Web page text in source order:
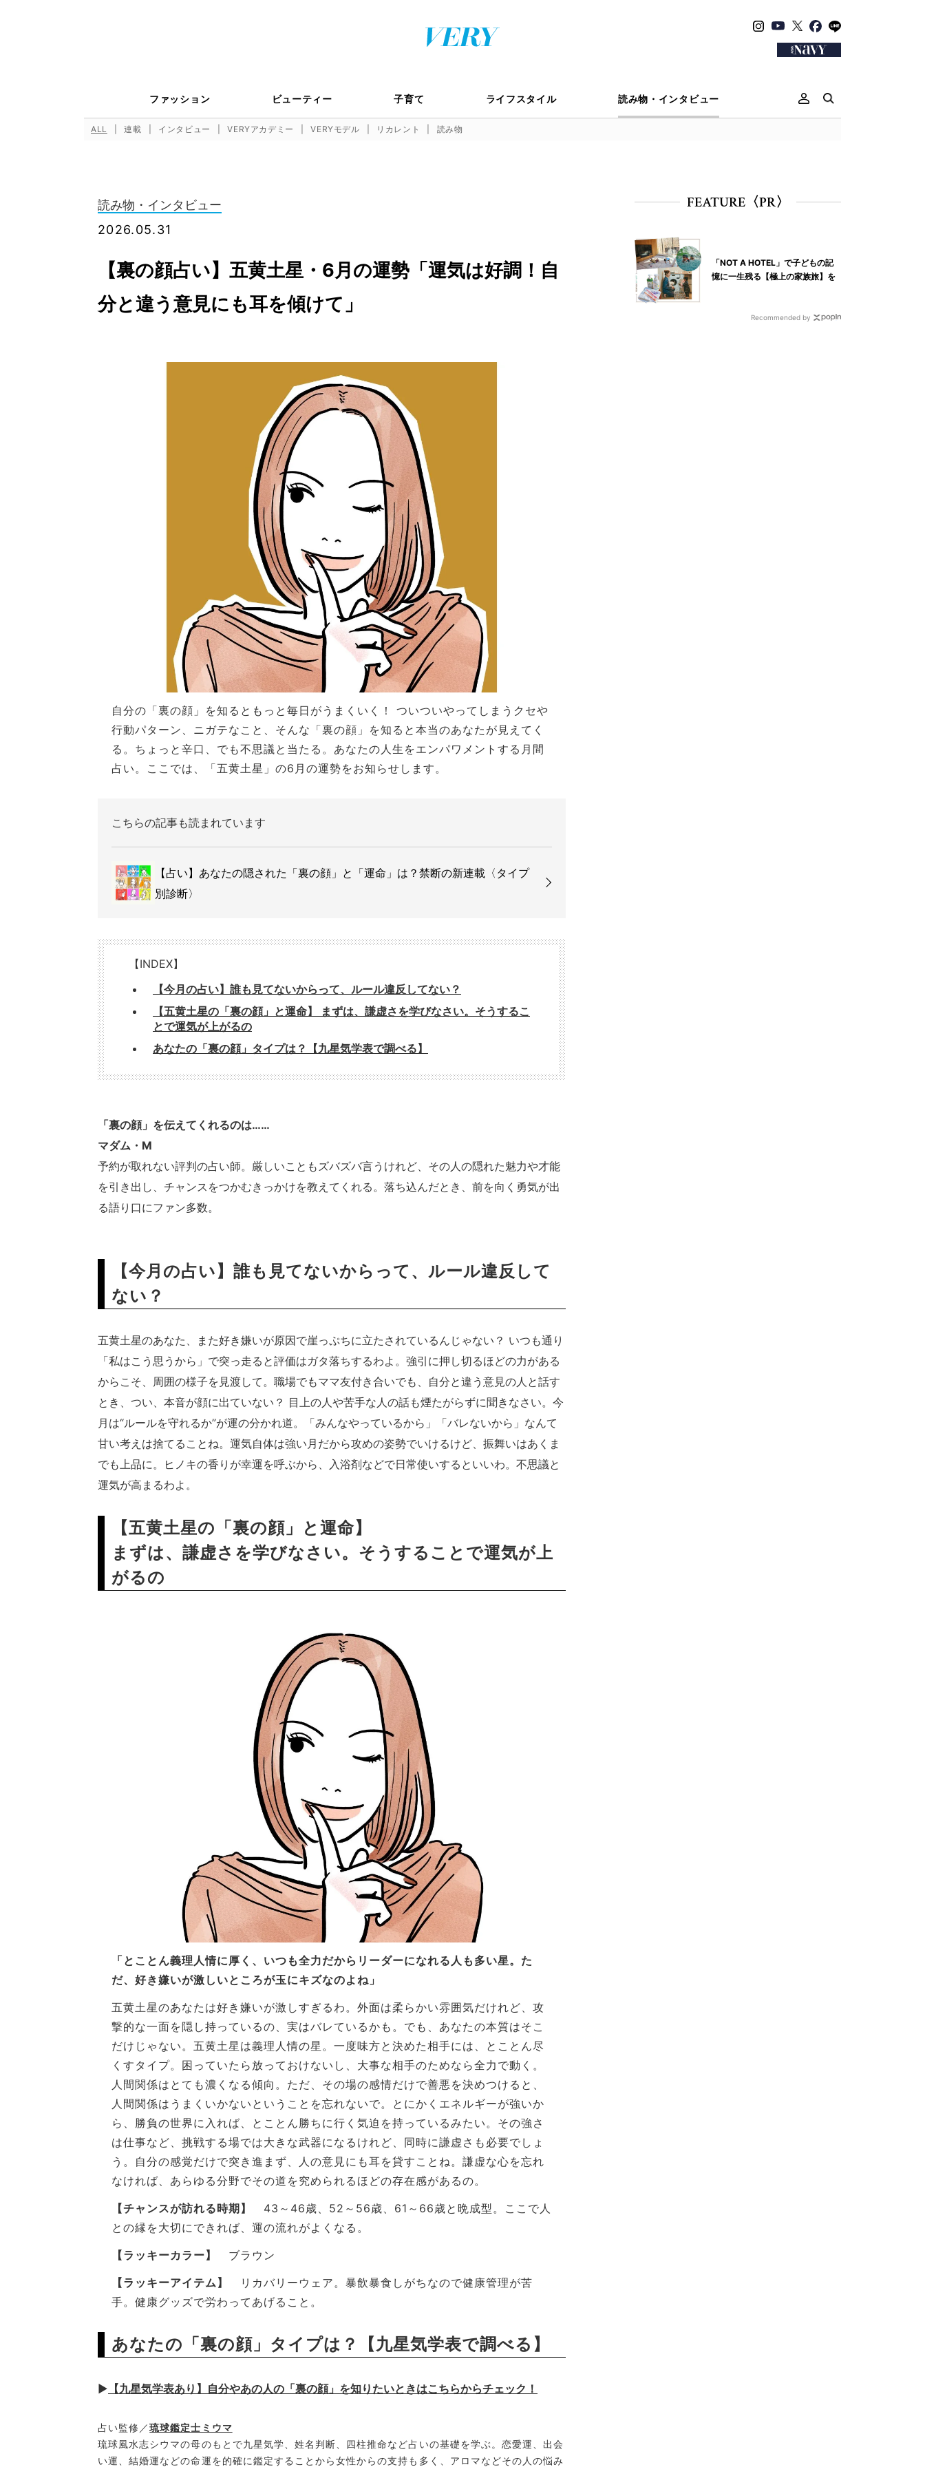
ファッション ビューティー 子育て ライフスタイル 読み物・インタビュー
ALL 連載 インタビュー VERYアカデミー VERYモデル リカレント 読み物
読み物・インタビュー
2026.05.31
【裏の顔占い】五黄土星・6月の運勢「運気は好調！自
分と違う意見にも耳を傾けて」
自分の「裏の顔」を知るともっと毎日がうまくいく！ ついついやってしまうクセや
行動パターン、ニガテなこと、そんな「裏の顔」を知ると本当のあなたが見えてく
る。ちょっと辛口、でも不思議と当たる。あなたの人生をエンパワメントする月間
占い。ここでは、「五黄土星」の6月の運勢をお知らせします。
こちらの記事も読まれています
【占い】あなたの隠された「裏の顔」と「運命」は？禁断の新連載〈タイプ
別診断〉
【INDEX】
【今月の占い】誰も見てないからって、ルール違反してない？
【五黄土星の「裏の顔」と運命】 まずは、謙虚さを学びなさい。そうするこ
とで運気が上がるの
あなたの「裏の顔」タイプは？【九星気学表で調べる】
「裏の顔」を伝えてくれるのは……
マダム・M
予約が取れない評判の占い師。厳しいこともズバズバ言うけれど、その人の隠れた魅力や才能
を引き出し、チャンスをつかむきっかけを教えてくれる。落ち込んだとき、前を向く勇気が出
る語り口にファン多数。
【今月の占い】誰も見てないからって、ルール違反して
ない？
五黄土星のあなた、また好き嫌いが原因で崖っぷちに立たされているんじゃない？ いつも通り
「私はこう思うから」で突っ走ると評価はガタ落ちするわよ。強引に押し切るほどの力がある
からこそ、周囲の様子を見渡して。職場でもママ友付き合いでも、自分と違う意見の人と話す
とき、つい、本音が顔に出ていない？ 目上の人や苦手な人の話も煙たがらずに聞きなさい。今
月は“ルールを守れるか”が運の分かれ道。「みんなやっているから」「バレないから」なんて
甘い考えは捨てることね。運気自体は強い月だから攻めの姿勢でいけるけど、振舞いはあくま
でも上品に。ヒノキの香りが幸運を呼ぶから、入浴剤などで日常使いするといいわ。不思議と
運気が高まるわよ。
【五黄土星の「裏の顔」と運命】
まずは、謙虚さを学びなさい。そうすることで運気が上
がるの
「とことん義理人情に厚く、いつも全力だからリーダーになれる人も多い星。た
だ、好き嫌いが激しいところが玉にキズなのよね」
五黄土星のあなたは好き嫌いが激しすぎるわ。外面は柔らかい雰囲気だけれど、攻
撃的な一面を隠し持っているの、実はバレているかも。でも、あなたの本質はそこ
だけじゃない。五黄土星は義理人情の星。一度味方と決めた相手には、とことん尽
くすタイプ。困っていたら放っておけないし、大事な相手のためなら全力で動く。
人間関係はとても濃くなる傾向。ただ、その場の感情だけで善悪を決めつけると、
人間関係はうまくいかないということを忘れないで。とにかくエネルギーが強いか
ら、勝負の世界に入れば、とことん勝ちに行く気迫を持っているみたい。その強さ
は仕事など、挑戦する場では大きな武器になるけれど、同時に謙虚さも必要でしょ
う。自分の感覚だけで突き進まず、人の意見にも耳を貸すことね。謙虚な心を忘れ
なければ、あらゆる分野でその道を究められるほどの存在感があるの。
【チャンスが訪れる時期】
43～46歳、52～56歳、61～66歳と晩成型。ここで人
との縁を大切にできれば、運の流れがよくなる。
【ラッキーカラー】
ブラウン
【ラッキーアイテム】
リカバリーウェア。暴飲暴食しがちなので健康管理が苦
手。健康グッズで労わってあげること。
あなたの「裏の顔」タイプは？【九星気学表で調べる】
▶ 【九星気学表あり】自分やあの人の「裏の顔」を知りたいときはこちらからチェック！
占い監修／琉球鑑定士ミウマ
琉球風水志シウマの母のもとで九星気学、姓名判断、四柱推命など占いの基礎を学ぶ。恋愛運、出会
い運、結婚運などの命運を的確に鑑定することから女性からの支持も多く、アロマなどその人の悩み
FEATURE〈PR〉
「NOT A HOTEL」で子どもの記
憶に一生残る【極上の家族旅】を
Recommended by